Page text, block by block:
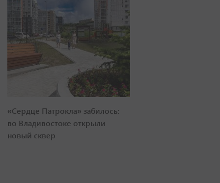
«Сердце Патрокла» забилось:
во Владивостоке открыли
новый сквер